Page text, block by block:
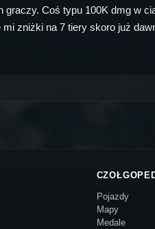
Coś typu 100K dmg w
mi zniżki na 7 tiery skoro już
Pojazdy
Mapy
Medale